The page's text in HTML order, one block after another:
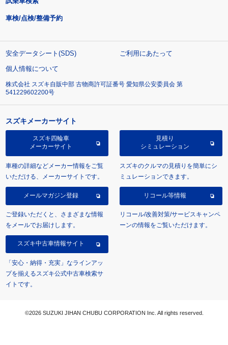
車検/点検/整備予約
安全データシート(SDS)
ご利用にあたって
個人情報について
株式会社 スズキ自販中部 古物商許可証番号 愛知県公安委員会 第
541229602200号
スズキメーカーサイト
スズキ四輪車
メーカーサイト
車種の詳細などメーカー情報をご覧
いただける、メーカーサイトです。
見積り
シミュレーション
スズキのクルマの見積りを簡単にシ
ミュレーションできます。
メールマガジン登録
ご登録いただくと、さまざまな情報
をメールでお届けします。
リコール等情報
リコール/改善対策/サービスキャンペ
ーンの情報をご覧いただけます。
スズキ中古車情報サイト
「安心・納得・充実」なラインアッ
プを揃えるスズキ公式中古車検索サ
イトです。
©2026 SUZUKI JIHAN CHUBU CORPORATION Inc. All rights reserved.